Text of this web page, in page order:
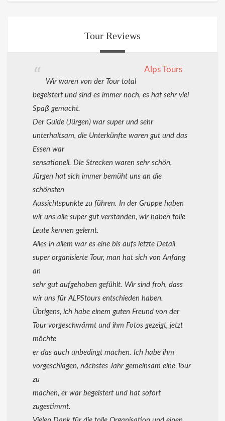
Tour Reviews
Alps Tours
Wir waren von der Tour total
begeistert und sind es immer noch, es hat sehr viel
Spaß gemacht.
Der Guide (Jürgen) war super und sehr
unterhaltsam, die Unterkünfte waren gut und das
Essen war
sensationell. Die Strecken waren sehr schön,
Jürgen hat sich immer bemüht uns an die
schönsten
Aussichtspunkte zu führen. In der Gruppe haben
wir uns alle super gut verstanden, wir haben tolle
Leute kennen gelernt.
Alles in allem war es eine bis aufs letzte Detail
super organisierte Tour, man hat sich von Anfang
an
sehr gut aufgehoben gefühlt. Wir sind froh, dass
wir uns für ALPStours entschieden haben.
Übrigens, ich habe einem guten Freund von der
Tour vorgeschwärmt und ihm Fotos gezeigt, jetzt
möchte
er das auch unbedingt machen. Ich habe ihm
vorgeschlagen, nächstes Jahr gemeinsam eine Tour
zu
machen, er war begeistert und hat sofort
zugestimmt.